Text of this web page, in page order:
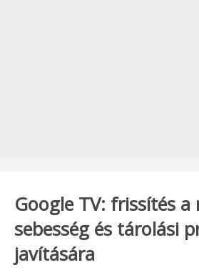
Google TV: frissítés a
sebesség és tárolási
javítására